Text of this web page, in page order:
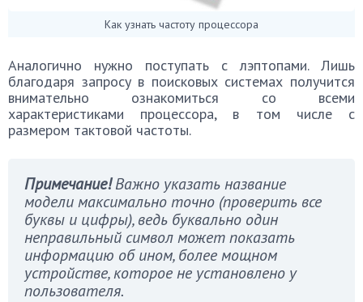
Как узнать частоту процессора
Аналогично нужно поступать с лэптопами. Лишь
благодаря запросу в поисковых системах получится
внимательно ознакомиться со всеми
характеристиками процессора, в том числе с
размером тактовой частоты.
Примечание!Важно указать название
модели максимально точно (проверить все
буквы и цифры), ведь буквально один
неправильный символ может показать
информацию об ином, более мощном
устройстве, которое не установлено у
пользователя.